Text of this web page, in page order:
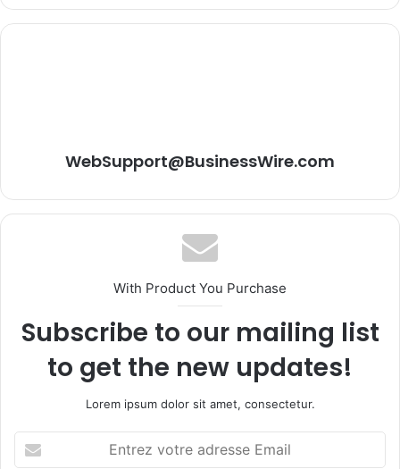
WebSupport@BusinessWire.com
With Product You Purchase
Subscribe to our mailing list
to get the new updates!
Lorem ipsum dolor sit amet, consectetur.
votre